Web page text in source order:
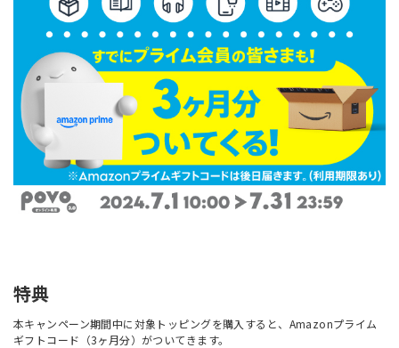
特典
本キャンペーン期間中に対象トッピングを購入すると、Amazonプライム
ギフトコード（3ヶ月分）がついてきます。